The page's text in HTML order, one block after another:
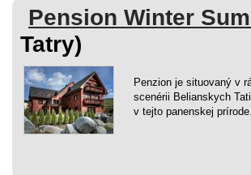
Pension Winter
Tatry)
Penzion je situovaný v
scenérii Belianskych
v tejto panenskej prírode.